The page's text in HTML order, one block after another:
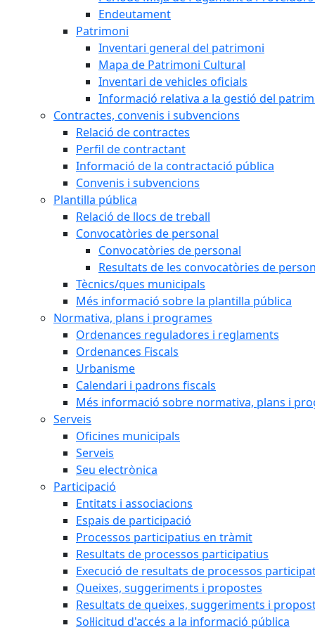
Endeutament
Patrimoni
Inventari general del patrimoni
Mapa de Patrimoni Cultural
Inventari de vehicles oficials
Informació relativa a la gestió del
Contractes, convenis i subvencions
Relació de contractes
Perfil de contractant
Informació de la contractació pública
Convenis i subvencions
Plantilla pública
Relació de llocs de treball
Convocatòries de personal
Convocatòries de personal
Resultats de les convocatòries de
Tècnics/ques municipals
Més informació sobre la plantilla pública
Normativa, plans i programes
Ordenances reguladores i reglaments
Ordenances Fiscals
Urbanisme
Calendari i padrons fiscals
Més informació sobre normativa, plans i
Serveis
Oficines municipals
Serveis
Seu electrònica
Participació
Entitats i associacions
Espais de participació
Processos participatius en tràmit
Resultats de processos participatius
Execució de resultats de processos
Queixes, suggeriments i propostes
Resultats de queixes, suggeriments i
Sol·licitud d'accés a la informació pública